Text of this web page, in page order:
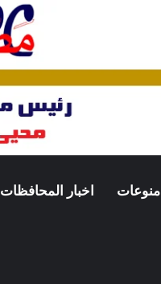
منوعات اخبار المحافظات